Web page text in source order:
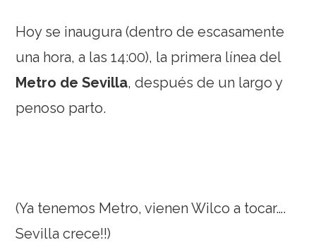
Hoy se inaugura (dentro de escasamente
una hora, a las 14:00), la primera línea del
Metro de Sevilla, después de un largo y
penoso parto.
(Ya tenemos Metro, vienen Wilco a tocar….
Sevilla crece!!)